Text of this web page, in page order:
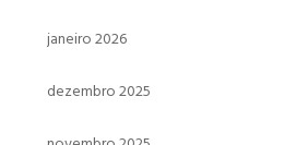
janeiro 2026
dezembro 2025